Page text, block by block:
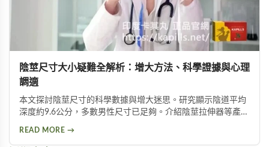
陰莖尺寸大小疑難全解析：增大方法、科學證據與心理
調適
本文探討陰莖尺寸的科學數據與增大迷思。研究顯示陰道平均
深度約9.6公分，多數男性尺寸已足夠。介紹陰莖拉伸器等產品
READ MORE →